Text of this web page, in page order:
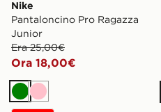
Nike
Pantaloncino Pro Ragazza
Junior
Era 25,00€
Ora 18,00€
VerdeRosa